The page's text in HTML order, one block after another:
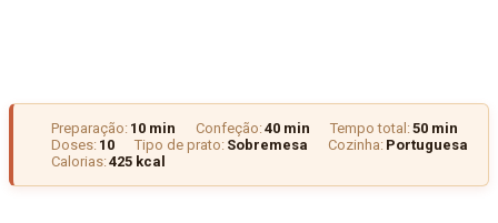
Preparação: 10 min Confeção:40 min Tempo total:50 min
Doses: 10 Tipo de prato: Sobremesa Cozinha: Portuguesa
Calorias:425 kcal